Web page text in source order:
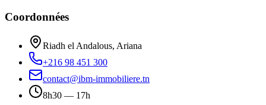
Coordonnées
Riadh el Andalous, Ariana
+216 98 451 300
contact@ibm-immobiliere.tn
8h30 — 17h